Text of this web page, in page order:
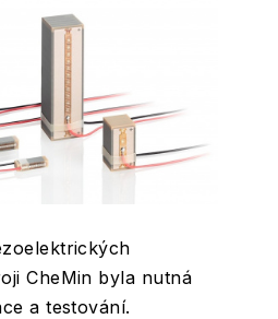
CheMin byla nutná
a testování.